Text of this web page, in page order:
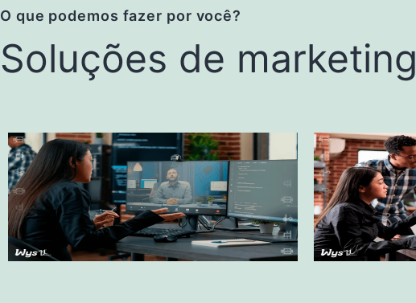
O que podemos fazer por você?
Soluções de marketing